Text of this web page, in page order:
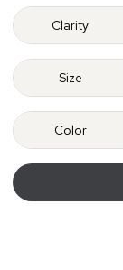
Clarity
Size
Color